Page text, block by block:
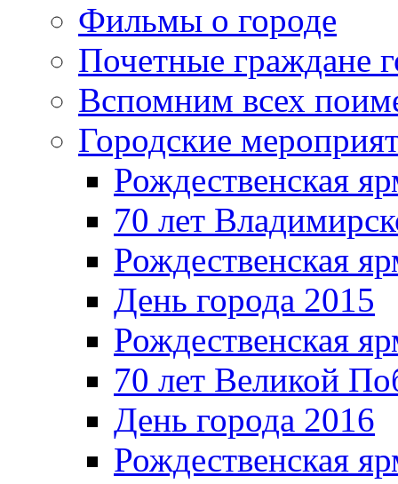
Фильмы о городе
Почетные граждане
Вспомним всех
Городские
Рождественская
70 лет
Рождественская
День города 2015
Рождественская
70 лет Великой
День города 2016
Рождественская